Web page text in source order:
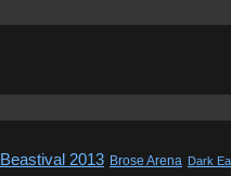
Beastival 2013 Brose Arena Dark